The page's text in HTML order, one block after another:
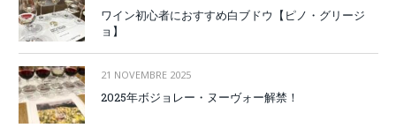
ワイン初心者におすすめ白ブドウ【ピノ・グリージ
ョ】
21 NOVEMBRE 2025
2025年ボジョレー・ヌーヴォー解禁！